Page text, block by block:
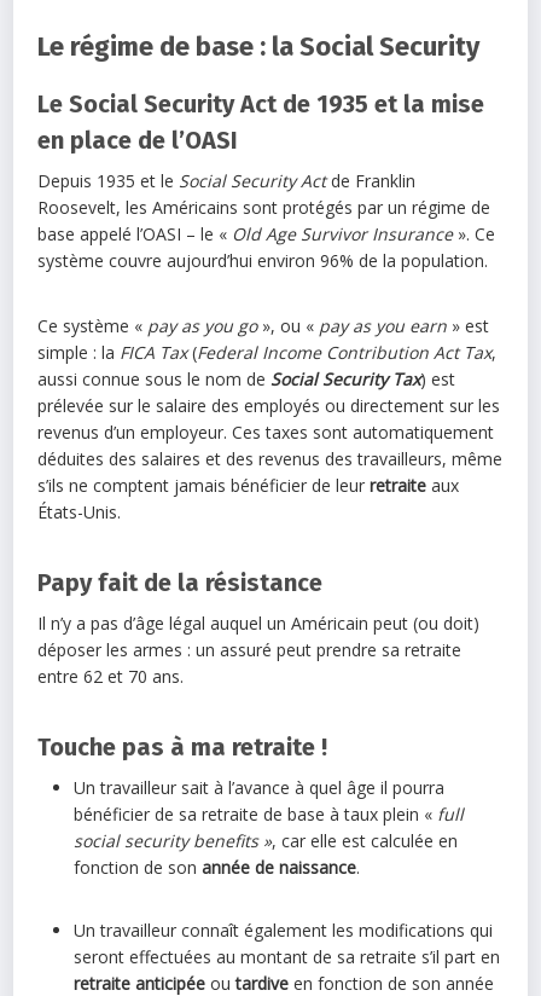
Le régime de base : la Social Security
Le Social Security Act de 1935 et la mise
en place de l’OASI
Depuis 1935 et le Social Security Actde Franklin
Roosevelt, les Américains sont protégés par un régime de
base appelé l’OASI – le « Old Age Survivor Insurance». Ce
système couvre aujourd’hui environ 96% de la population.
Ce système « pay as you go», ou « pay as you earn » est
simple : la FICA Tax(Federal Income Contribution Act Tax,
aussi connue sous le nom de Social Security Tax) est
prélevée sur le salaire des employés ou directement sur les
revenus d’un employeur. Ces taxes sont automatiquement
déduites des salaires et des revenus des travailleurs, même
s’ils ne comptent jamais bénéficier de leurretraite aux
États-Unis.
Papy fait de la résistance
Il n’y a pas d’âge légal auquel un Américain peut (ou doit)
déposer les armes : un assuré peut prendre sa retraite
entre 62 et 70 ans.
Touche pas à ma retraite !
Un travailleur sait à l’avance à quel âge il pourra
bénéficier de sa retraite de base à taux plein « full
social security benefits », car elle est calculée en
fonction de sonannée de naissance.
Un travailleur connaît également les modifications qui
seront effectuées au montant de sa retraite s’il part en
retraite anticipée outardive en fonction de son année